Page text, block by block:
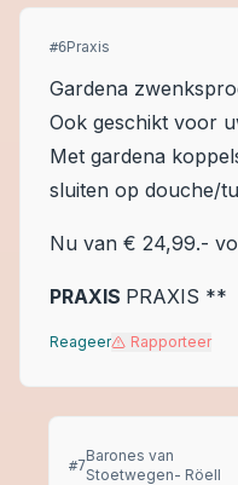
#6Praxis
Gardena
Ook geschikt voor
Met gardena
sluiten op douche/
Nu van € 24,99.-
PRAXIS PRAXIS **
Reageer Rapporteer
#7
Barones van
Stoetwegen- Röell